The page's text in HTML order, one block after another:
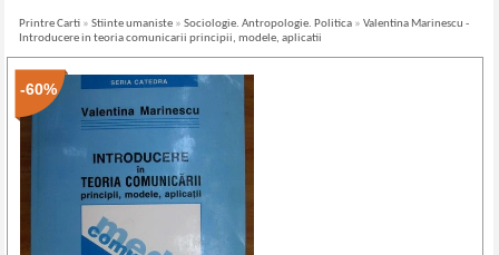
Printre Carti »Stiinte umaniste »Sociologie. Antropologie. Politica »Valentina Marinescu -
Introducere in teoria comunicarii principii, modele, aplicatii
-60%